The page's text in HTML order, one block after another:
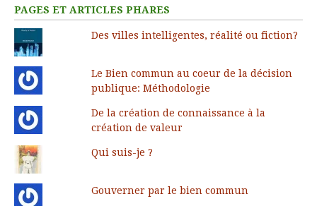
PAGES ET ARTICLES PHARES
Des villes intelligentes, réalité ou fiction?
Le Bien commun au coeur de la décision
publique: Méthodologie
De la création de connaissance à la
création de valeur
Qui suis-je ?
Gouverner par le bien commun